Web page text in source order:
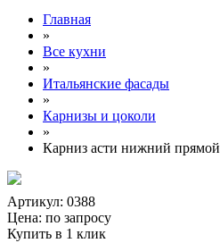
Главная
»
Все кухни
»
Итальянские фасады
»
Карнизы и цоколи
»
Карниз асти нижний прямой
Артикул: 0388
Цена: по запросу
Купить в 1 клик